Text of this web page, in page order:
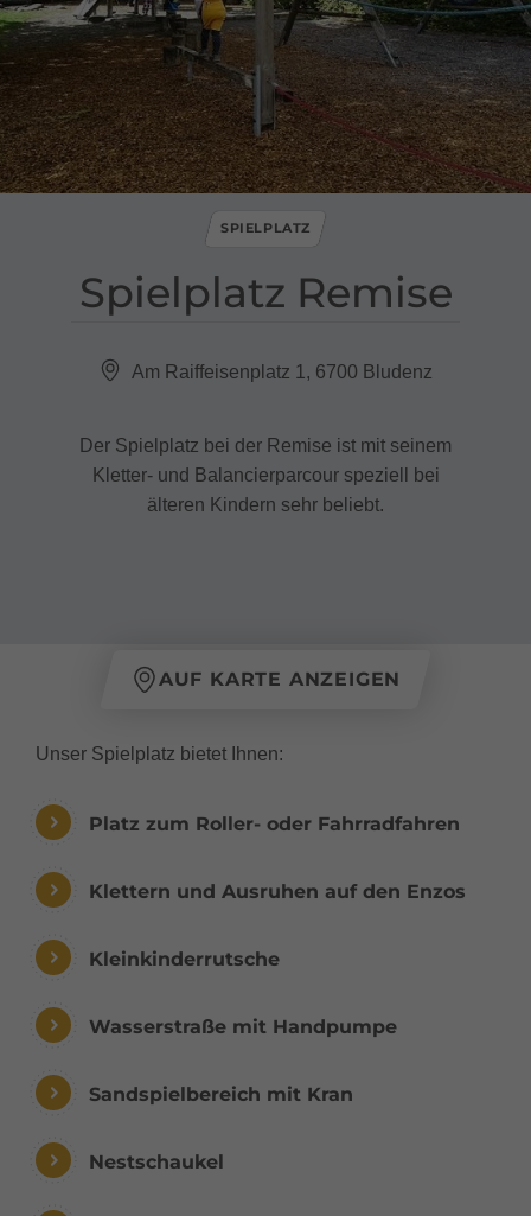
Spielplatz Remise
SPIELPLATZ
Am Raiffeisenplatz 1, 6700 Bludenz
Der Spielplatz bei der Remise ist mit seinem
Kletter- und Balancierparcour speziell bei
älteren Kindern sehr beliebt.
AUF KARTE ANZEIGEN
Unser Spielplatz bietet Ihnen:
Platz zum Roller- oder Fahrradfahren
Klettern und Ausruhen auf den Enzos
Kleinkinderrutsche
Wasserstraße mit Handpumpe
Sandspielbereich mit Kran
Nestschaukel